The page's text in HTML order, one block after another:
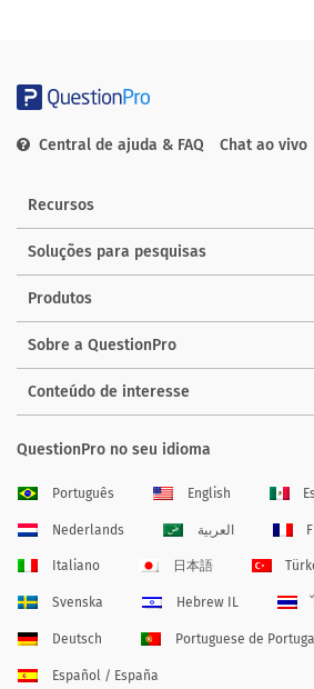
Central de ajuda & FAQ Chat ao vivo
Recursos
Soluções para pesquisas
Produtos
Sobre a QuestionPro
Conteúdo de interesse
QuestionPro no seu idioma
Português English
Nederlands العربية
Italiano 日本語
Svenska Hebrew IL
Deutsch Portuguese de
Español / España